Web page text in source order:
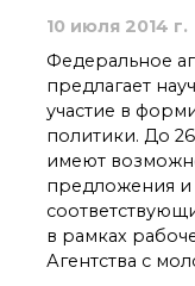
советы
Совет молодых
ИОХ РАН
Центр
пользования
Института
органической
РАН (ЦКП ИОХ
Библиотека
Инфоресурсы
Профком
10 июля 2014 г.
Федеральное
предлагает
участие в
политики. До
имеют
предложения и
в рамках
Агентства с